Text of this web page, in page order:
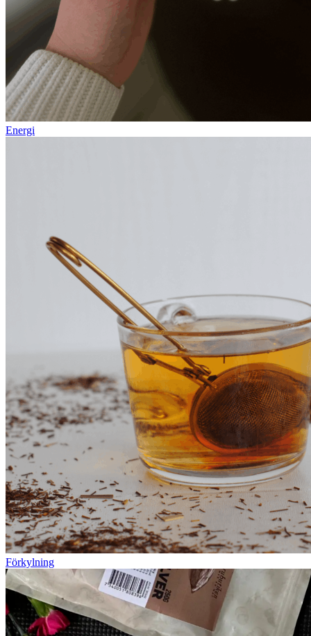
Energi
Förkylning